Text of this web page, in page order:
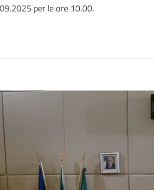
per le ore 10.00.